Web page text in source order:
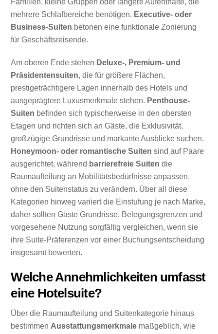
Familien, kleine Gruppen oder längere Aufenthalte, die
mehrere Schlafbereiche benötigen. Executive- oder
Business-Suiten betonen eine funktionale Zonierung
für Geschäftsreisende.
Am oberen Ende stehen Deluxe-, Premium- und
Präsidentensuiten, die für größere Flächen,
prestigeträchtigere Lagen innerhalb des Hotels und
ausgeprägtere Luxusmerkmale stehen. Penthouse-
Suiten befinden sich typischerweise in den obersten
Etagen und richten sich an Gäste, die Exklusivität,
großzügige Grundrisse und markante Ausblicke suchen.
Honeymoon- oder romantische Suiten sind auf Paare
ausgerichtet, während barrierefreie Suiten die
Raumaufteilung an Mobilitätsbedürfnisse anpassen,
ohne den Suitenstatus zu verändern. Über all diese
Kategorien hinweg variiert die Einstufung je nach Marke,
daher sollten Gäste Grundrisse, Belegungsgrenzen und
vorgesehene Nutzung sorgfältig vergleichen, wenn sie
ihre Suite-Präferenzen vor einer Buchungsentscheidung
insgesamt bewerten.
Welche Annehmlichkeiten umfasst
eine Hotelsuite?
Über die Raumaufteilung und Suitenkategorie hinaus
bestimmenAusstattungsmerkmale maßgeblich, wie